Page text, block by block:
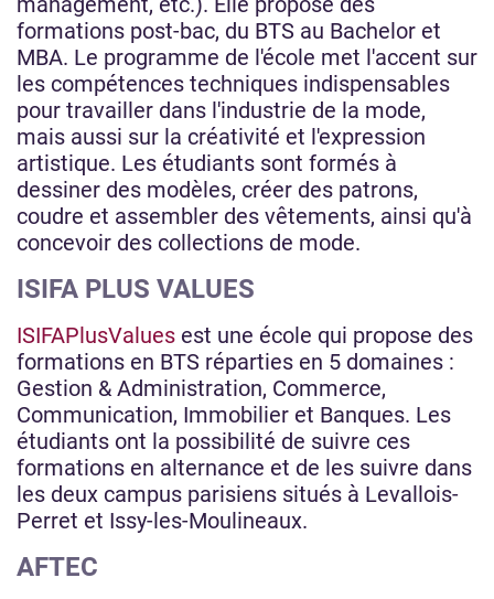
formations post-bac, du BTS au Bachelor et
MBA. Le programme de l'école met l'accent sur
les compétences techniques indispensables
pour travailler dans l'industrie de la mode,
mais aussi sur la créativité et l'expression
artistique. Les étudiants sont formés à
dessiner des modèles, créer des patrons,
coudre et assembler des vêtements, ainsi qu'à
concevoir des collections de mode.
ISIFA PLUS VALUES
ISIFAPlusValues est une école qui propose des
formations en BTS réparties en 5 domaines :
Gestion & Administration, Commerce,
Communication, Immobilier et Banques. Les
étudiants ont la possibilité de suivre ces
formations en alternance et de les suivre dans
les deux campus parisiens situés à Levallois-
Perret et Issy-les-Moulineaux.
AFTEC